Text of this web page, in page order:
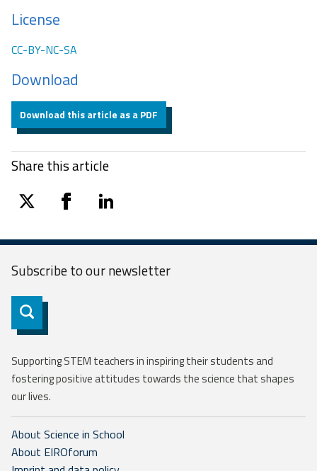
License
CC-BY-NC-SA
Download
Download this article as a PDF
Share this article
twitter facebooklinkedin
Subscribe to ournewsletter
Subscribe
Supporting STEM teachers in inspiring their students and
fostering positive attitudes towards the science that shapes
our lives.
About Science in School
About EIROforum